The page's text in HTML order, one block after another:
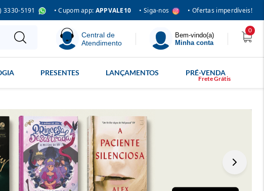
3330-5191 • Cupom app: APPVALE10 • Siga-nos • Ofertas imperdíveis!
Central de
Atendimento
Bem-vindo(a)
Minha conta
0
PRESENTES LANÇAMENTOS PRÉ-VENDA